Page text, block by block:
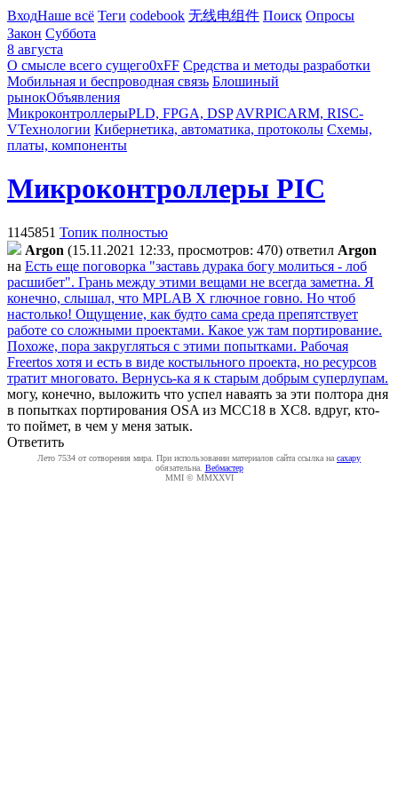
ВходНаше всё Теги codebook 无线电组件 Поиск Опросы
Закон Суббота
8 августа
О смысле всего сущего0xFF Средства и методы разработки
Мобильная и беспроводная связь Блошиный
рынокОбъявления
МикроконтроллерыPLD, FPGA, DSP AVRPICARM, RISC-
VТехнологии Кибернетика, автоматика, протоколы Схемы,
платы, компоненты
Микроконтроллеры PIC
1145851 Топик полностью
Argon (15.11.2021 12:33, просмотров: 470) ответил Argon
на Есть еще поговорка "заставь дурака богу молиться - лоб
расшибет". Грань между этими вещами не всегда заметна. Я
конечно, слышал, что MPLAB X глючное говно. Но чтоб
настолько! Ощущение, как будто сама среда препятствует
работе со сложными проектами. Какое уж там портирование.
Похоже, пора закругляться с этими попытками. Рабочая
Freertos хотя и есть в виде костыльного проекта, но ресурсов
тратит многовато. Вернусь-ка я к старым добрым суперлупам.
могу, конечно, выложить что успел наваять за эти полтора дня
в попытках портирования OSA из MCC18 в XC8. вдруг, кто-
то поймет, в чем у меня затык.
Ответить
Лето 7534 от сотворения мира. При использовании материалов сайта ссылка на caxapу
обязательна. Вебмастер
MMI © MMXXVI